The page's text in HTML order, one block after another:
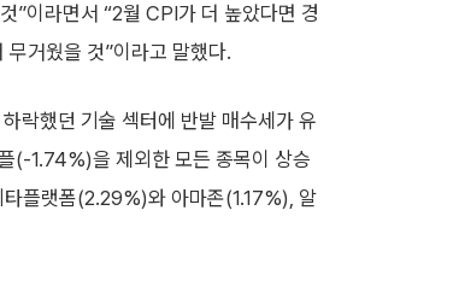
”이라면서 “2월 CPI가 더 높았다면 경
거웠을 것”이라고 말했다.
락했던 기술 섹터에 반발 매수세가 유
(-1.74%)을 제외한 모든 종목이 상승
플랫폼(2.29%)와 아마존(1.17%), 알